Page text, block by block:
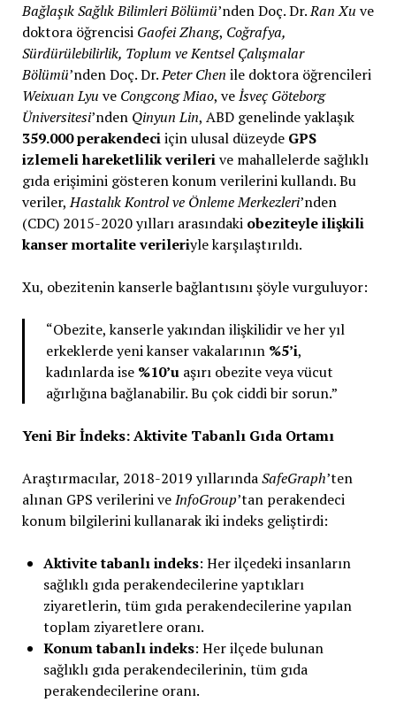
Bağlaşık Sağlık Bilimleri Bölümü’nden Doç. Dr.Ran Xu ve
doktora öğrencisi Gaofei Zhang, Coğrafya,
Sürdürülebilirlik, Toplum ve Kentsel Çalışmalar
Bölümü’nden Doç. Dr.Peter Chen ile doktora öğrencileri
Weixuan Lyu ve Congcong Miao, veİsveç Göteborg
Üniversitesi’nden Qinyun Lin, ABD genelinde yaklaşık
359.000 perakendeciiçin ulusal düzeyde GPS
izlemeli hareketlilik verilerive mahallelerde sağlıklı
gıda erişimini gösteren konum verilerini kullandı. Bu
veriler,Hastalık Kontrol ve Önleme Merkezleri’nden
(CDC) 2015-2020 yılları arasındaki obeziteyle ilişkili
kanser mortalite verileriyle karşılaştırıldı.
Xu, obezitenin kanserle bağlantısını şöyle vurguluyor:
“Obezite, kanserle yakından ilişkilidir ve her yıl
erkeklerde yeni kanser vakalarının %5’i,
kadınlarda ise %10’uaşırı obezite veya vücut
ağırlığına bağlanabilir. Bu çok ciddi bir sorun.”
Yeni Bir İndeks: Aktivite Tabanlı Gıda Ortamı
Araştırmacılar, 2018-2019 yıllarındaSafeGraph’ten
alınan GPS verilerini veInfoGroup’tan perakendeci
konum bilgilerini kullanarak iki indeks geliştirdi:
Aktivite tabanlı indeks: Her ilçedeki insanların
sağlıklı gıda perakendecilerine yaptıkları
ziyaretlerin, tüm gıda perakendecilerine yapılan
toplam ziyaretlere oranı.
Konum tabanlı indeks: Her ilçede bulunan
sağlıklı gıda perakendecilerinin, tüm gıda
perakendecilerine oranı.